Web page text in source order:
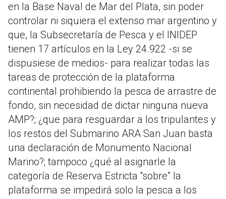
en la Base Naval de Mar del Plata, sin poder
controlar ni siquiera el extenso mar argentino y
que, la Subsecretaría de Pesca y el INIDEP
tienen 17 artículos en la Ley 24.922 -si se
dispusiese de medios- para realizar todas las
tareas de protección de la plataforma
continental prohibiendo la pesca de arrastre de
fondo, sin necesidad de dictar ninguna nueva
AMP?; ¿que para resguardar a los tripulantes y
los restos del Submarino ARA San Juan basta
una declaración de Monumento Nacional
Marino?; tampoco ¿qué al asignarle la
categoría de Reserva Estricta “sobre” la
plataforma se impedirá solo la pesca a los